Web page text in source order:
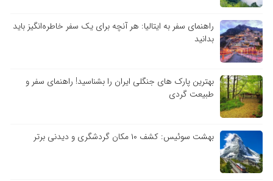
راهنمای سفر به ایتالیا: هر آنچه برای یک سفر خاطره‌انگیز باید
بدانید
بهترین پارک های جنگلی ایران را بشناسید! راهنمای سفر و
طبیعت گردی
بهشت سوئیس: کشف ۱۰ مکان گردشگری و دیدنی برتر